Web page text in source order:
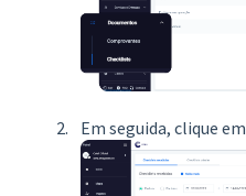
Em seguida, clique em